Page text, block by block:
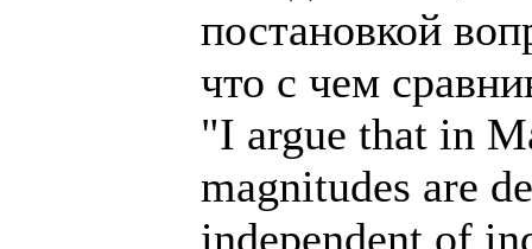
постановкой
что с чем
"I argue that in
magnitudes are
independent of